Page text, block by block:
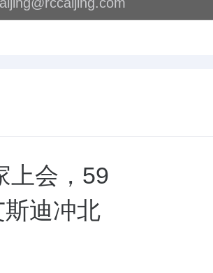
上会，59
迪冲北